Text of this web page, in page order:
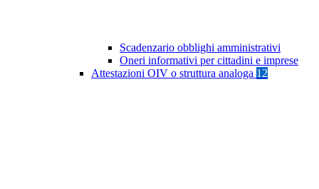
Scadenzario obblighi amministrativi
Oneri informativi per cittadini e imprese
Attestazioni OIV o struttura analoga 12